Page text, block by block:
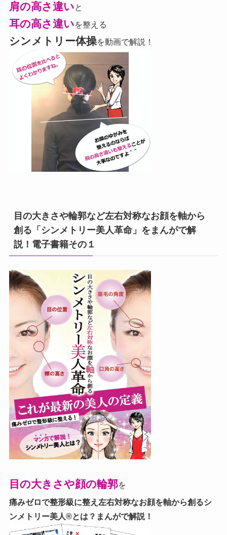
肩の高さ違い と
耳の高さ違いを整える
シンメトリー体操を動画で解説！
目の大きさや輪郭など左右対称なお顔を軸から
創る「シンメトリー美人革命」をまんがで解
説！電子書籍その１
目の大きさや顔の輪郭を
痛みゼロで整形級に整え左右対称なお顔を軸から創るシ
ンメトリー美人®とは？まんがで解説！